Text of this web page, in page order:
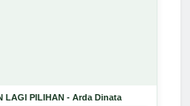
LAGI PILIHAN - Arda Dinata